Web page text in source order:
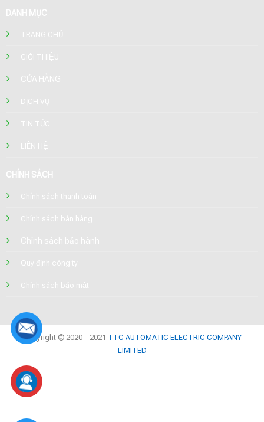
DANH MỤC
TRANG CHỦ
GIỚI THIỆU
CỬA HÀNG
DỊCH VỤ
TIN TỨC
LIÊN HỆ
CHÍNH SÁCH
Chính sách thanh toán
Chính sách bán hàng
Chính sách bảo hành
Quy định công ty
Chính sách bảo mật
Copyright © 2020 – 2021 TTC AUTOMATIC ELECTRIC COMPANY
LIMITED